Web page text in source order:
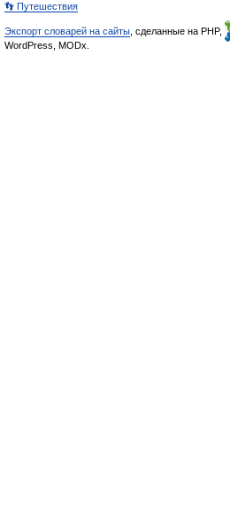
👣 Путешествия
Экспорт словарей на сайты , сделанные на PHP,
WordPress, MODx.